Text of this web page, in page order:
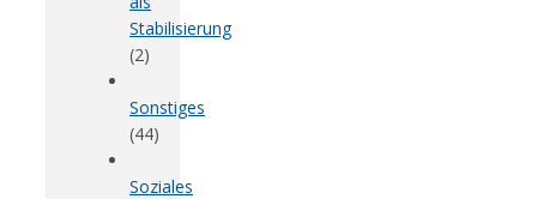
Stabilisierung
(2)
Sonstiges
(44)
Soziales